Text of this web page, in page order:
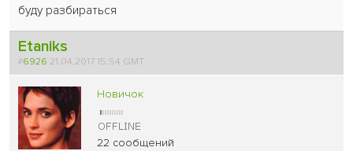
буду разбираться
Etaniks
#6926 21.04.2017 15:54 GMT
Новичок
22 сообщений